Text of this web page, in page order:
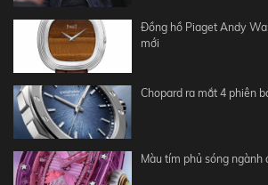
Đồng hồ Piaget Andy
mới
Chopard ra mắt 4 phiên
Màu tím phủ sóng ngành